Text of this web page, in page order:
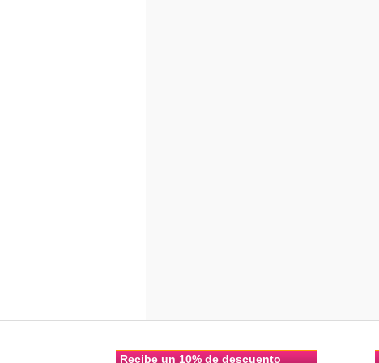
Recibe un 10% de descuento